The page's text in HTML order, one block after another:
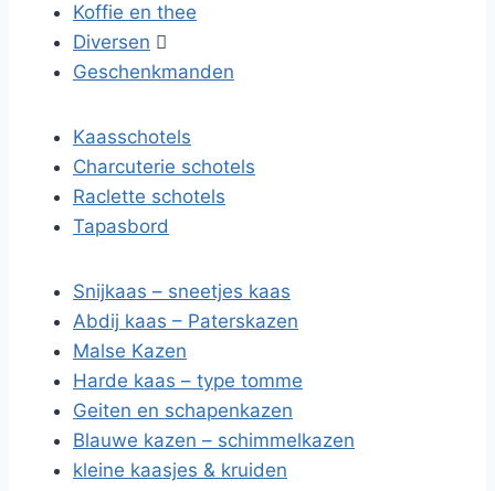
Koffie en thee
Diversen 
Geschenkmanden
Kaasschotels
Charcuterie schotels
Raclette schotels
Tapasbord
Snijkaas – sneetjes kaas
Abdij kaas – Paterskazen
Malse Kazen
Harde kaas – type tomme
Geiten en schapenkazen
Blauwe kazen – schimmelkazen
kleine kaasjes & kruiden